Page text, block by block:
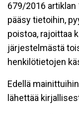
679/2016 artiklan
pääsy tietoihin,
poistoa, rajoittaa
järjestelmästä
henkilötietojen
Edellä
lähettää